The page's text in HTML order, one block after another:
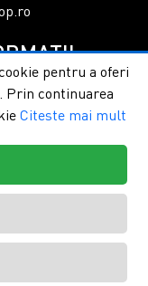
si service
livrare
si conditii
pentru a oferi
Prin continuarea
Citeste mai mult